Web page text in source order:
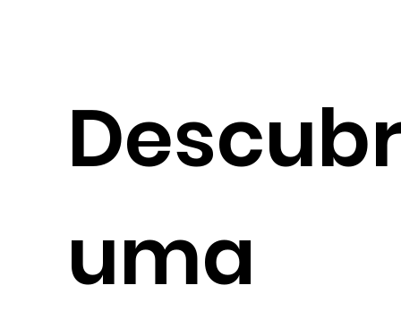
uma